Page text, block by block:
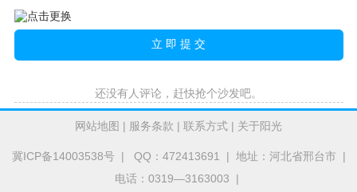
还没有人评论，赶快抢个沙发吧。
网站地图 | 服务条款 | 联系方式 | 关于阳光
冀ICP备14003538号| QQ：472413691 | 地址：河北省邢台市 |
电话：0319—3163003 |